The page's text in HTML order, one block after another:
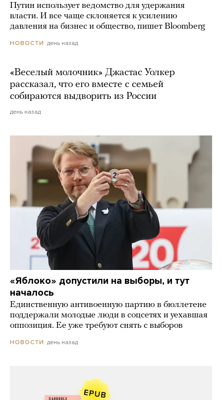
Путин использует ведомство для удержания
власти. И все чаще склоняется к усилению
давления на бизнес и общество, пишет Bloomberg
НОВОСТИ день назад
«Веселый молочник» Джастас Уолкер
рассказал, что его вместе с семьей
собираются выдворить из России
день назад
«Яблоко» допустили на выборы, и тут
началось
Единственную антивоенную партию в бюллетене
поддержали молодые люди в соцсетях и уехавшая
оппозиция. Ее уже требуют снять с выборов
НОВОСТИ день назад